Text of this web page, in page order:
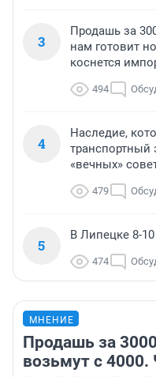
3
Продашь за
нам готовит
коснется
494
4
Наследие,
транспортный
«вечных»
479
5
В Липецке 8-
474
МНЕНИЕ
Продашь за
возьмут с 4000.